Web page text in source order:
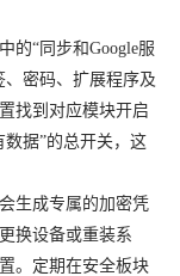
的“同步和Google服
密码、扩展程序及
找到对应模块开启
据”的总开关，这
生成专属的加密凭
换设备或重装系
。定期在安全板块